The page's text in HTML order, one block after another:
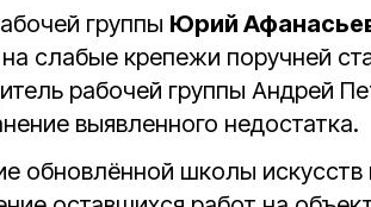
группы Юрий
слабые крепежи поручней
рабочей группы Андрей
выявленного недостатка.
обновлённой школы искусств